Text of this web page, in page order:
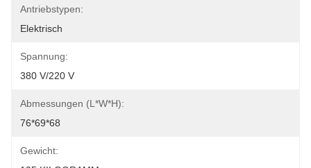
Antriebstypen:
Elektrisch
Spannung:
380 V/220 V
Abmessungen (L*W*H):
76*69*68
Gewicht: